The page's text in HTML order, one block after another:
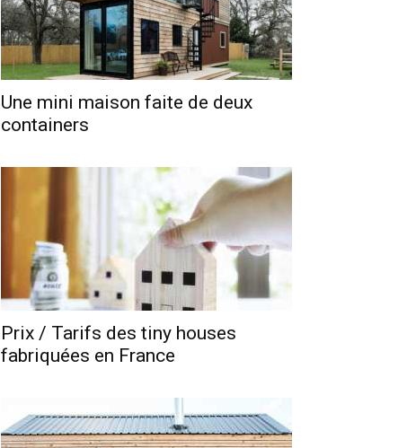
Une mini maison faite de deux
containers
Prix / Tarifs des tiny houses
fabriquées en France